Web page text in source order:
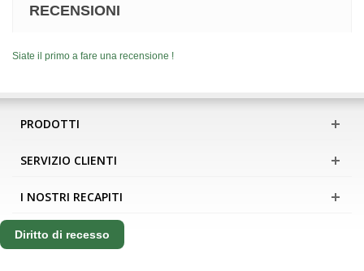
RECENSIONI
Siate il primo a fare una recensione !
PRODOTTI
SERVIZIO CLIENTI
I NOSTRI RECAPITI
Diritto di recesso